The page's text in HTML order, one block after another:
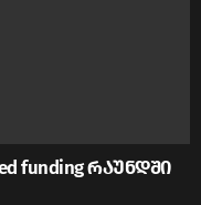
funding რაუნდში